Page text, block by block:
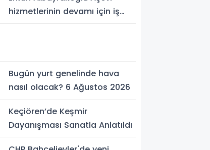
hizmetlerinin devamı için iş
Bugün yurt genelinde hava
nasıl olacak? 6 Ağustos 2026
Keçiören’de Keşmir
Dayanışması Sanatla Anlatıldı